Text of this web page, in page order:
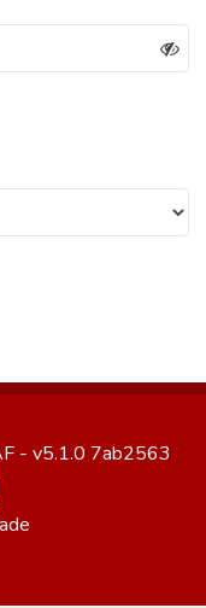
- v5.1.0 7ab2563